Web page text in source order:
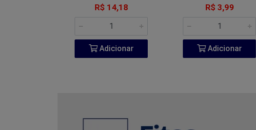
R$ 14,18
Adicionar
R$ 3,99
Adicionar